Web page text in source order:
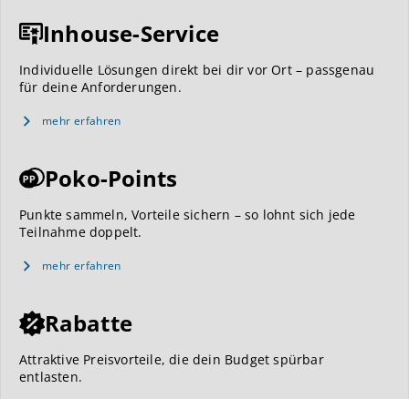
Inhouse-Service
Individuelle Lösungen direkt bei dir vor Ort – passgenau
für deine Anforderungen.
mehr erfahren
Poko-Points
Punkte sammeln, Vorteile sichern – so lohnt sich jede
Teilnahme doppelt.
mehr erfahren
Rabatte
Attraktive Preisvorteile, die dein Budget spürbar
entlasten.